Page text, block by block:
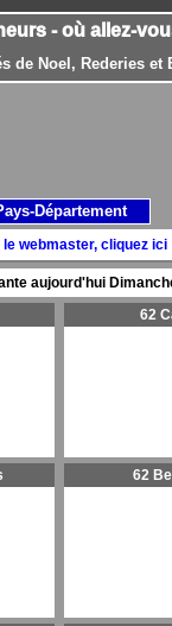
- où allez-
de Noel, Rederies et
webmaster, cliquez ici
aujourd'hui
62
62
Département